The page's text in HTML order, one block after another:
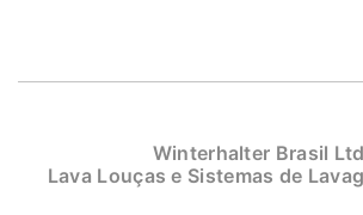
Winterhalter Brasil
Lava Louças e Sistemas de